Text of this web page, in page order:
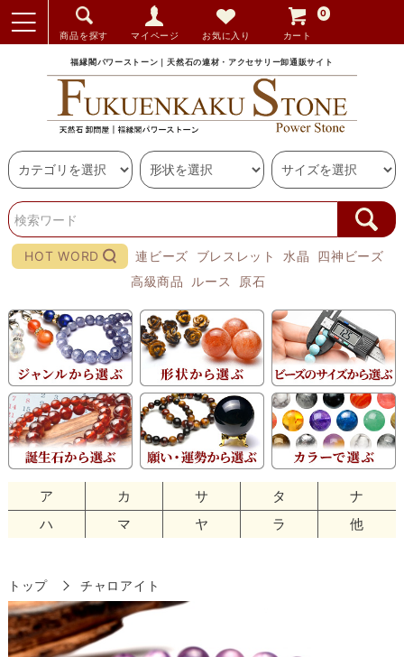
商品を探す マイページ お気に入り カート
0
福縁閣パワーストーン｜天然石の連材・アクセサリー卸通販サイト
HOT WORD 連ビーズ ブレスレット 水晶
四神ビーズ
高級商品
ルース 原石
ア カ サ タ
ナ
ハ
マ ヤ ラ 他
トップ チャロアイト